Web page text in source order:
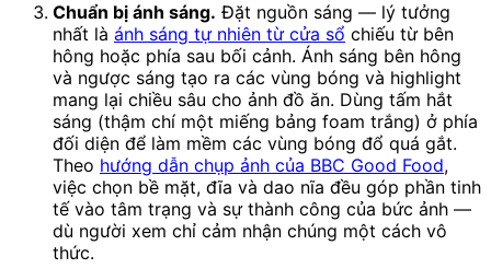
Chuẩn bị ánh sáng. Đặt nguồn sáng — lý tưởng
nhất là ánh sáng tự nhiên từ cửa sổ chiếu từ bên
hông hoặc phía sau bối cảnh. Ánh sáng bên hông
và ngược sáng tạo ra các vùng bóng và highlight
mang lại chiều sâu cho ảnh đồ ăn. Dùng tấm hắt
sáng (thậm chí một miếng bảng foam trắng) ở phía
đối diện để làm mềm các vùng bóng đổ quá gắt.
Theo hướng dẫn chụp ảnh của BBC Good Food,
việc chọn bề mặt, đĩa và dao nĩa đều góp phần tinh
tế vào tâm trạng và sự thành công của bức ảnh —
dù người xem chỉ cảm nhận chúng một cách vô
thức.